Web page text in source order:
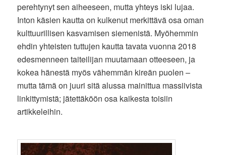
perehtynyt sen aiheeseen, mutta yhteys iski lujaa.
Inton käsien kautta on kulkenut merkittävä osa oman
kulttuurillisen kasvamisen siemenistä. Myöhemmin
ehdin yhteisten tuttujen kautta tavata vuonna 2018
edesmenneen taiteilijan muutamaan otteeseen, ja
kokea hänestä myös vähemmän kireän puolen –
mutta tämä on juuri sitä alussa mainittua massiivista
linkittymistä; jätettäköön osa kaikesta toisiin
artikkeleihin.